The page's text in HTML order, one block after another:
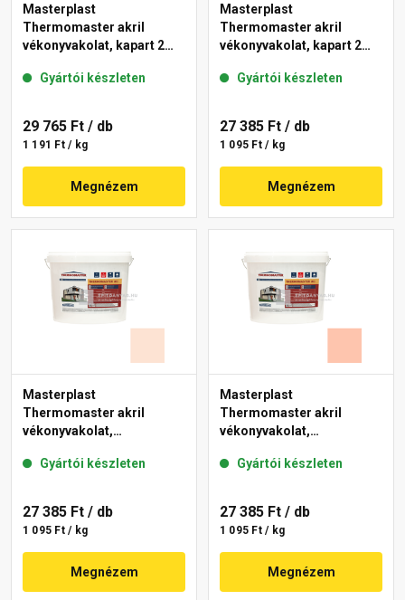
Masterplast
Thermomaster akril
vékonyvakolat, kapart 2
Gyártói készleten
29 765 Ft / db
1 191 Ft / kg
Megnézem
Masterplast
Thermomaster akril
vékonyvakolat, kapart 2
Gyártói készleten
27 385 Ft / db
1 095 Ft / kg
Megnézem
Masterplast
Thermomaster akril
vékonyvakolat,
15-F 25 kg
Gyártói készleten
27 385 Ft / db
1 095 Ft / kg
Megnézem
Masterplast
Thermomaster akril
vékonyvakolat,
16-D 25 kg
Gyártói készleten
27 385 Ft / db
1 095 Ft / kg
Megnézem